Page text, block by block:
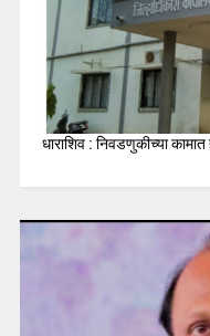
धाराशिव : निवडणुकीच्या